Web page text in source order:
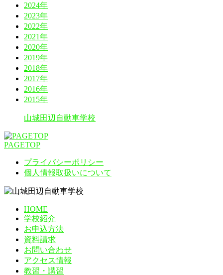
2024年
2023年
2022年
2021年
2020年
2019年
2018年
2017年
2016年
2015年
山城田辺自動車学校
PAGETOP
プライバシーポリシー
個人情報取扱いについて
HOME
学校紹介
お申込方法
資料請求
お問い合わせ
アクセス情報
教習・講習